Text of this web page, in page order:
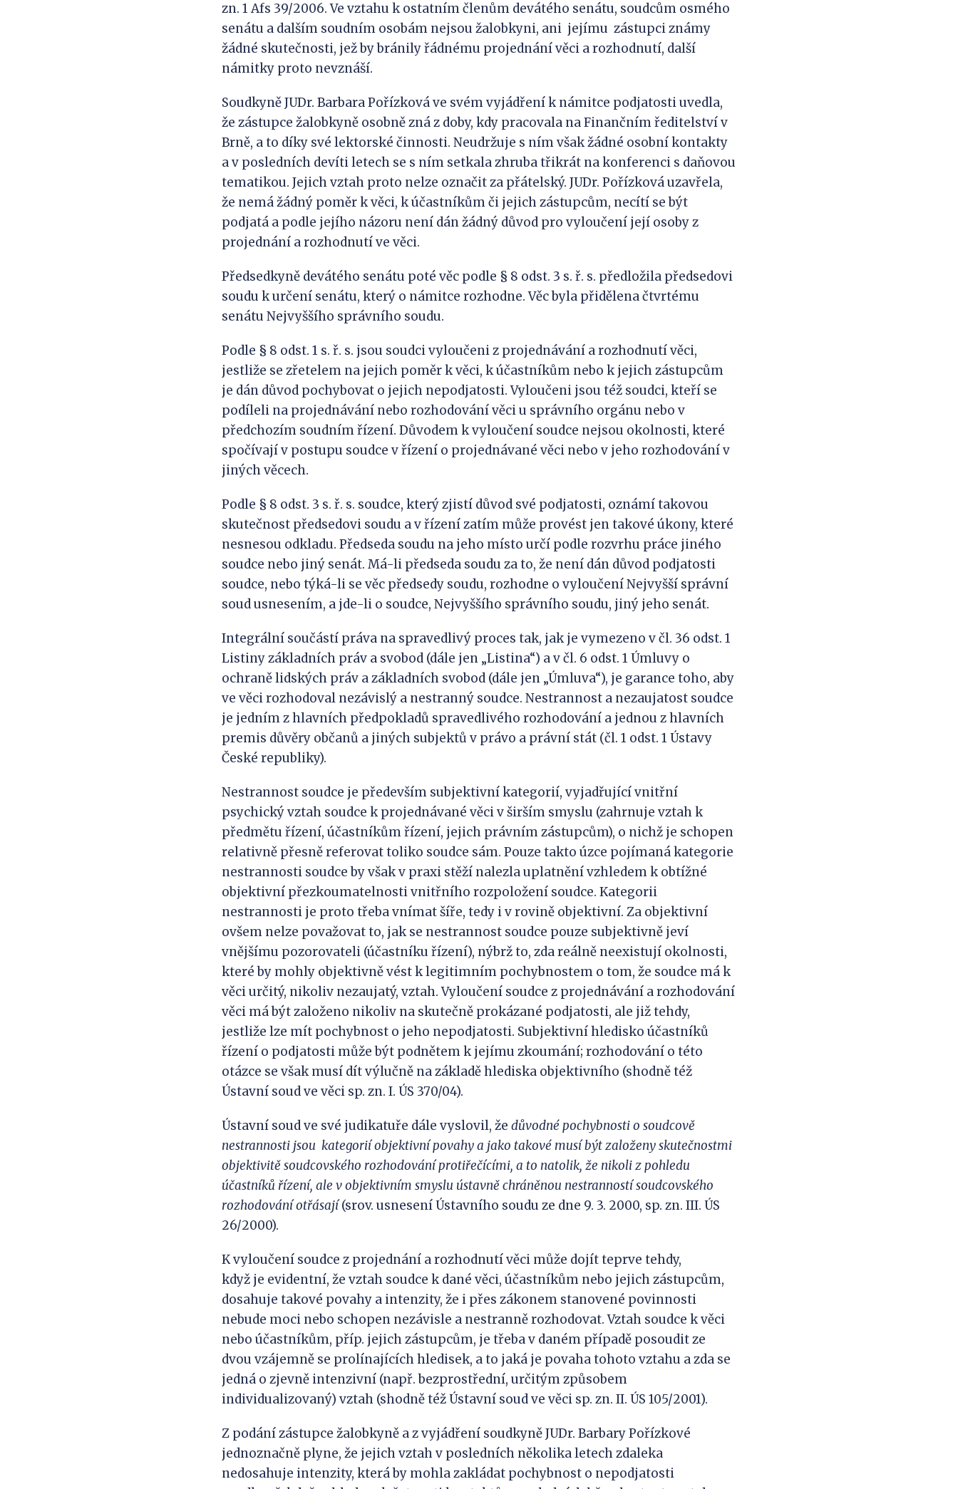
zn. 1 Afs 39/2006. Ve vztahu k ostatním členům devátého senátu, soudcům osmého
senátu a dalším soudním osobám nejsou žalobkyni, ani jejímu zástupci známy
žádné skutečnosti, jež by bránily řádnému projednání věci a rozhodnutí, další
námitky proto nevznáší.
Soudkyně JUDr. Barbara Pořízková ve svém vyjádření k námitce podjatosti uvedla,
že zástupce žalobkyně osobně zná z doby, kdy pracovala na Finančním ředitelství v
Brně, a to díky své lektorské činnosti. Neudržuje s ním však žádné osobní kontakty
a v posledních devíti letech se s ním setkala zhruba třikrát na konferenci s daňovou
tematikou. Jejich vztah proto nelze označit za přátelský. JUDr. Pořízková uzavřela,
že nemá žádný poměr k věci, k účastníkům či jejich zástupcům, necítí se být
podjatá a podle jejího názoru není dán žádný důvod pro vyloučení její osoby z
projednání a rozhodnutí ve věci.
Předsedkyně devátého senátu poté věc podle § 8 odst. 3 s. ř. s. předložila předsedovi
soudu k určení senátu, který o námitce rozhodne. Věc byla přidělena čtvrtému
senátu Nejvyššího správního soudu.
Podle § 8 odst. 1 s. ř. s. jsou soudci vyloučeni z projednávání a rozhodnutí věci,
jestliže se zřetelem na jejich poměr k věci, k účastníkům nebo k jejich zástupcům
je dán důvod pochybovat o jejich nepodjatosti. Vyloučeni jsou též soudci, kteří se
podíleli na projednávání nebo rozhodování věci u správního orgánu nebo v
předchozím soudním řízení. Důvodem k vyloučení soudce nejsou okolnosti, které
spočívají v postupu soudce v řízení o projednávané věci nebo v jeho rozhodování v
jiných věcech.
Podle § 8 odst. 3 s. ř. s. soudce, který zjistí důvod své podjatosti, oznámí takovou
skutečnost předsedovi soudu a v řízení zatím může provést jen takové úkony, které
nesnesou odkladu. Předseda soudu na jeho místo určí podle rozvrhu práce jiného
soudce nebo jiný senát. Má-li předseda soudu za to, že není dán důvod podjatosti
soudce, nebo týká-li se věc předsedy soudu, rozhodne o vyloučení Nejvyšší správní
soud usnesením, a jde-li o soudce, Nejvyššího správního soudu, jiný jeho senát.
Integrální součástí práva na spravedlivý proces tak, jak je vymezeno v čl. 36 odst. 1
Listiny základních práv a svobod (dále jen „Listina“) a v čl. 6 odst. 1 Úmluvy o
ochraně lidských práv a základních svobod (dále jen „Úmluva“), je garance toho, aby
ve věci rozhodoval nezávislý a nestranný soudce. Nestrannost a nezaujatost soudce
je jedním z hlavních předpokladů spravedlivého rozhodování a jednou z hlavních
premis důvěry občanů a jiných subjektů v právo a právní stát (čl. 1 odst. 1 Ústavy
České republiky).
Nestrannost soudce je především subjektivní kategorií, vyjadřující vnitřní
psychický vztah soudce k projednávané věci v širším smyslu (zahrnuje vztah k
předmětu řízení, účastníkům řízení, jejich právním zástupcům), o nichž je schopen
relativně přesně referovat toliko soudce sám. Pouze takto úzce pojímaná kategorie
nestrannosti soudce by však v praxi stěží nalezla uplatnění vzhledem k obtížné
objektivní přezkoumatelnosti vnitřního rozpoložení soudce. Kategorii
nestrannosti je proto třeba vnímat šíře, tedy i v rovině objektivní. Za objektivní
ovšem nelze považovat to, jak se nestrannost soudce pouze subjektivně jeví
vnějšímu pozorovateli (účastníku řízení), nýbrž to, zda reálně neexistují okolnosti,
které by mohly objektivně vést k legitimním pochybnostem o tom, že soudce má k
věci určitý, nikoliv nezaujatý, vztah. Vyloučení soudce z projednávání a rozhodování
věci má být založeno nikoliv na skutečně prokázané podjatosti, ale již tehdy,
jestliže lze mít pochybnost o jeho nepodjatosti. Subjektivní hledisko účastníků
řízení o podjatosti může být podnětem k jejímu zkoumání; rozhodování o této
otázce se však musí dít výlučně na základě hlediska objektivního (shodně též
Ústavní soud ve věci sp. zn. I. ÚS 370/04).
Ústavní soud ve své judikatuře dále vyslovil, že důvodné pochybnosti o soudcově
nestrannosti jsou kategorií objektivní povahy a jako takové musí být založeny skutečnostmi
objektivitě soudcovského rozhodování protiřečícími, a to natolik, že nikoli z pohledu
účastníků řízení, ale v objektivním smyslu ústavně chráněnou nestranností soudcovského
rozhodování otřásají(srov. usnesení Ústavního soudu ze dne 9. 3. 2000, sp. zn. III. ÚS
26/2000).
K vyloučení soudce z projednání a rozhodnutí věci může dojít teprve tehdy,
když je evidentní, že vztah soudce k dané věci, účastníkům nebo jejich zástupcům,
dosahuje takové povahy a intenzity, že i přes zákonem stanovené povinnosti
nebude moci nebo schopen nezávisle a nestranně rozhodovat. Vztah soudce k věci
nebo účastníkům, příp. jejich zástupcům, je třeba v daném případě posoudit ze
dvou vzájemně se prolínajících hledisek, a to jaká je povaha tohoto vztahu a zda se
jedná o zjevně intenzivní (např. bezprostřední, určitým způsobem
individualizovaný) vztah (shodně též Ústavní soud ve věci sp. zn. II. ÚS 105/2001).
Z podání zástupce žalobkyně a z vyjádření soudkyně JUDr. Barbary Pořízkové
jednoznačně plyne, že jejich vztah v posledních několika letech zdaleka
nedosahuje intenzity, která by mohla zakládat pochybnost o nepodjatosti